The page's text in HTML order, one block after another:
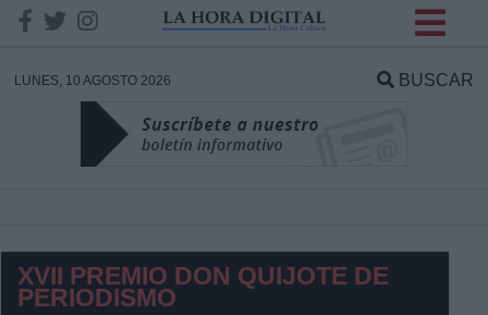
LUNES, 10 AGOSTO 2026 BUSCAR
XVII PREMIO DON QUIJOTE DE
PERIODISMO
DATOS
Responsable:
Datos tratados: